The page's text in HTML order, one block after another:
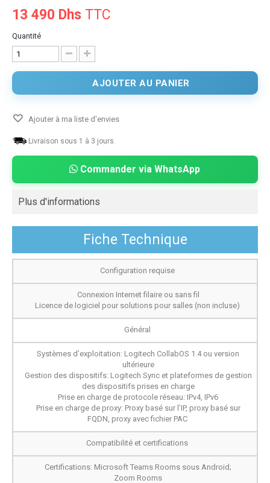
13 490 Dhs TTC
Quantité
AJOUTER AU PANIER
Ajouter à ma liste d'envies
Livraison sous 1 à 3 jours.
Commander via WhatsApp
Plus d'informations
Fiche Technique
Configuration requise
Connexion Internet filaire ou sans fil
Licence de logiciel pour solutions pour salles (non incluse)
Général
Systèmes d’exploitation: Logitech CollabOS 1.4 ou version
ultérieure
Gestion des dispositifs: Logitech Sync et plateformes de gestion
des dispositifs prises en charge
Prise en charge de protocole réseau: IPv4, IPv6
Prise en charge de proxy: Proxy basé sur l’IP, proxy basé sur
FQDN, proxy avec fichier PAC
Compatibilité et certifications
Certifications: Microsoft Teams Rooms sous Android;
Zoom Rooms